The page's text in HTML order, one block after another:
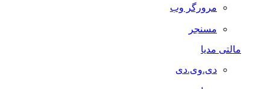
مرورگر وب
مسنجر
مالتی مدیا
دی.وی.دی